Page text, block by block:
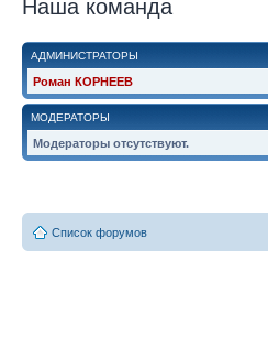
Наша команда
АДМИНИСТРАТОРЫ
Роман КОРНЕЕВ
МОДЕРАТОРЫ
Модераторы отсутствуют.
Список форумов